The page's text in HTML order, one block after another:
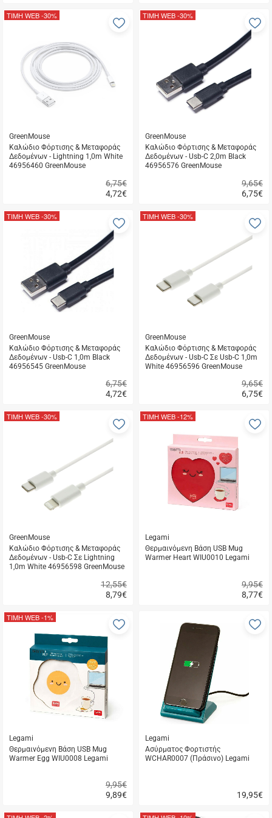
αγορά
αγορά
GreenMouse
Καλώδιο Φόρτισης & Μεταφοράς
Δεδομένων - Lightning 1,0m White
46956460 GreenMouse
4,72€
6,75€
ΤΙΜΗ WEB-30%
Προσθήκη
αγορά
GreenMouse
Καλώδιο Φόρτισης & Μεταφοράς
Δεδομένων - Usb-C 2,0m Black
46956576 GreenMouse
6,75€
9,65€
ΤΙΜΗ WEB-30%
αγορά
GreenMouse
Καλώδιο Φόρτισης & Μεταφοράς
Δεδομένων - Usb-C 1,0m Black
46956545 GreenMouse
4,72€
6,75€
ΤΙΜΗ WEB-30%
Προσθήκη
αγορά
GreenMouse
Καλώδιο Φόρτισης & Μεταφοράς
Δεδομένων - Usb-C Σε Usb-C 1,0m
White 46956596 GreenMouse
6,75€
9,65€
ΤΙΜΗ WEB-30%
αγορά
GreenMouse
Καλώδιο Φόρτισης & Μεταφοράς
Δεδομένων - Usb-C Σε Lightning
1,0m White 46956598 GreenMouse
8,79€
12,55€
ΤΙΜΗ WEB-30%
Προσθήκη
αγαπημένα
αγορά
Legami
Θερμαινόμενη Βάση USB Mug
Warmer Heart WIU0010 Legami
8,77€
9,95€
ΤΙΜΗ WEB-12%
Legami
Θερμαινόμενη Βάση USB Mug
Warmer Egg WIU0008 Legami
9,89€
9,95€
ΤΙΜΗ WEB-1%
Προσθήκη
αγαπημένα
αγορά
Legami
Ασύρματος Φορτιστής
WCHAR0007 (Πράσινο) Legami
19,95€
αγορά